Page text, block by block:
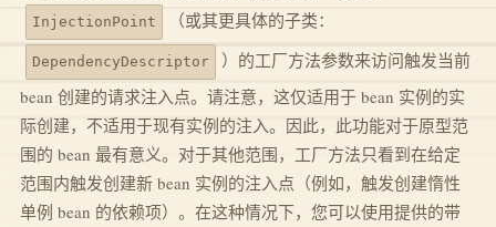
InjectionPoint （或其更具体的子类：
DependencyDescriptor
）的工厂方法参数来访问触发当前
bean 创建的请求注入点。请注意，这仅适用于 bean 实例的实
际创建，不适用于现有实例的注入。因此，此功能对于原型范
围的 bean 最有意义。对于其他范围，工厂方法只看到在给定
范围内触发创建新 bean 实例的注入点（例如，触发创建惰性
单例 bean 的依赖项）。在这种情况下，您可以使用提供的带